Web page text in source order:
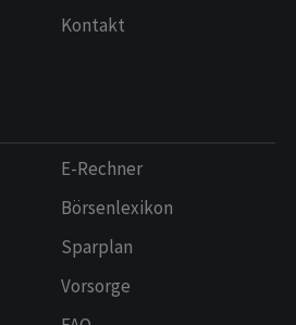
Kontakt
E-Rechner
Börsenlexikon
Sparplan
Vorsorge